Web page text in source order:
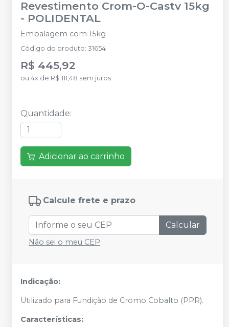
Revestimento Crom-O-Castv 15kg
- POLIDENTAL
Embalagem com 15kg
Código do produto: 31654
R$ 445,92
ou 4x de R$ 111,48 sem juros
Quantidade:
Adicionar ao carrinho
Calcule frete e prazo
Calcular
Não sei o meu CEP
Indicação:
Utilizado para Fundição de Cromo Cobalto (PPR).
Características: